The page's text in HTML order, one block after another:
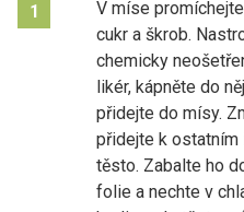
1
V míse
cukr a škrob.
chemicky
likér, kápněte do
přidejte do mísy.
přidejte k ostatním
těsto. Zabalte ho
folie a nechte v